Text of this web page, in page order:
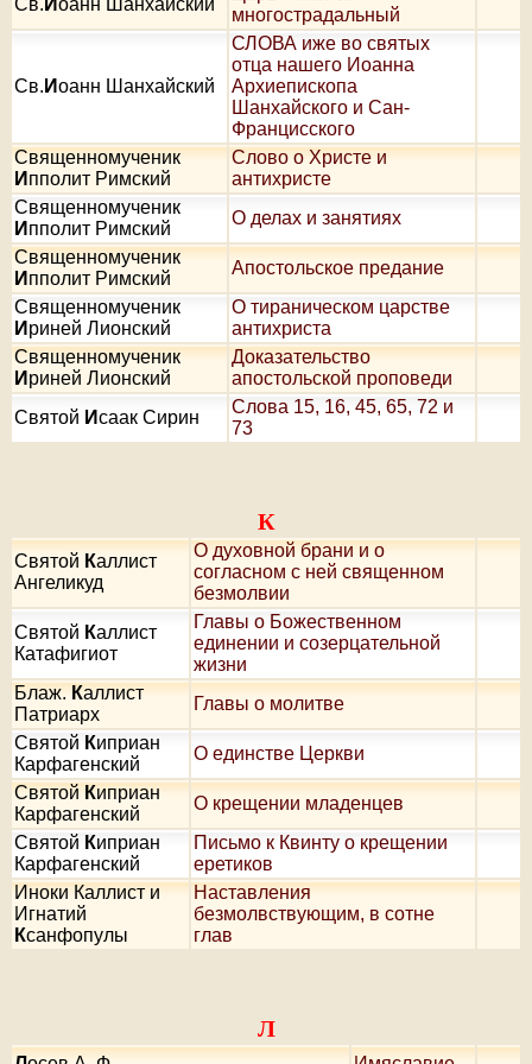
многострадальный
Св. Иоанн Шанхайский
СЛОВА иже во святых
отца нашего Иоанна
Архиепископа
Шанхайского и Сан-
Францисского
Священномученик
И пполит Римский
Слово о Христе и
антихристе
Священномученик
И пполит Римский
О делах и занятиях
Священномученик
И пполит Римский
Апостольское предание
Священномученик
И риней Лионский
О тираническом царстве
антихриста
Священномученик
И риней Лионский
Доказательство
апостольской проповеди
Святой Исаак Сирин
Слова 15, 16, 45, 65, 72 и
73
К
Святой Каллист
Ангеликуд
О духовной брани и о
согласном с ней священном
безмолвии
Святой Каллист
Катафигиот
Главы о Божественном
единении и созерцательной
жизни
Блаж.Каллист
Патриарх
Главы о молитве
Святой Киприан
Карфагенский
О единстве Церкви
СвятойКиприан
Карфагенский
О крещении младенцев
Святой Киприан
Карфагенский
Письмо к Квинту о крещении
еретиков
Иноки Каллист и
Игнатий
Ксанфопулы
Наставления
безмолвствующим, в сотне
глав
Л